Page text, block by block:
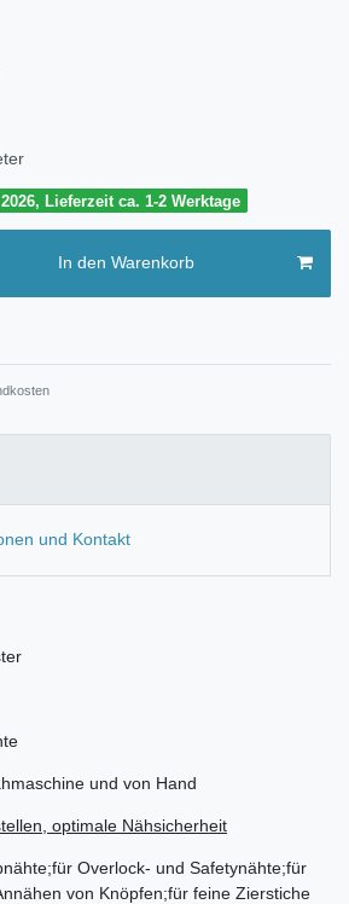
Lieferzeit ca. 1-2 Werktage
In den Warenkorb
und Kontakt
und von Hand
optimale Nähsicherheit
Overlock- und Safetynähte;für
von Knöpfen;für feine Zierstiche